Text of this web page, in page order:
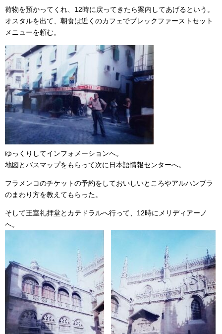
荷物を預かってくれ、12時に戻ってきたら案内してあげるという。
オスタルを出て、朝食は近くのカフェでブレックファーストセット
メニューを頼む。
ゆっくりしてインフォメーションへ。
地図とバスマップをもらって次に日本語情報センターへ。
フラメンコのチケットの予約をしておいしいところやアルハンブラ
のまわり方を教えてもらった。
そして王室礼拝堂とカテドラルへ行って、12時にメリディアーノ
へ。